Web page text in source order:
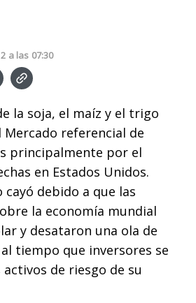
a las 07:30
la soja, el maíz y el trigo
Mercado referencial de
principalmente por el
en Estados Unidos.
debido a que las
la economía mundial
y desataron una ola de
tiempo que inversores se
de riesgo de su